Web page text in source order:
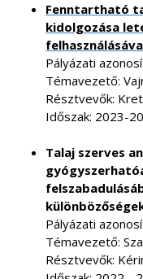
Fenntartható
kidolgozása
Pályázati
Témavezető:
Résztvevők:
Időszak: 2023-
Talaj szerves
Pályázati
Témavezető:
Résztvevők: